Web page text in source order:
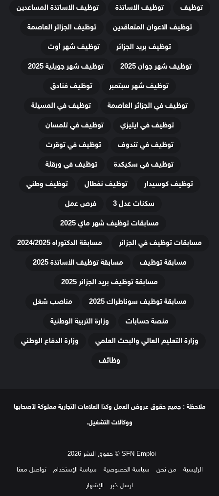
توظيف
توظيف الاساتذة
توظيف الاساتذة المساعدين
توظيف الاعوان المتعاقدين
توظيف الجزائر العاصمة
توظيف بريد الجزائر
توظيف شهر أوت
توظيف شهر جوان 2025
توظيف شهر جويلية 2025
توظيف شهر سبتمبر
توظيف فنادق
توظيف في الجزائر العاصمة
توظيف في المسيلة
توظيف في ايليزي
توظيف في تلمسان
توظيف في تندوف
توظيف في توقرت
توظيف في سكيكدة
توظيف في ورقلة
توظيف كوسيدار
توظيف نفطال
توظيف وطني
سكنات عدل 3
فرص عمل
مسابقات توظيف شهر ماي 2025
مسابقات توظيف في الجزائر
مسابقة الدكتوراه 2024/2025
مسابقة توظيف
مسابقة توظيف الأساتذة 2025
مسابقة توظيف بريد الجزائر 2025
مسابقة توظيف سوناطراك 2025
مناصب شغل
منصة حسابات
وزارة التربية الوطنية
وزارة التعليم العالي والبحث العلمي
وزارة الدفاع الوطني
وظائف
ملاحظة : جميع حقوق عروض العمل وكذا العلامات التجارية مملوكة لأصحابها
ووكالات التشغيل.
SFN Emploi © حقوق النشر 2026
الرئيسية
من نحن سياسة الخصوصية سياسة الإستخدام
تواصل معنا
ارسل خبر
الإشهار